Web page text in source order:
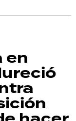
en